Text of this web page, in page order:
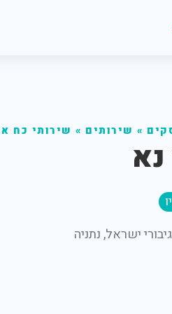
» שירותים » שירותי כח
ישראל, נתניה